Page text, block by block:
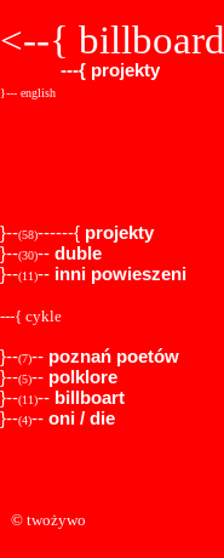
<--{ billboard
---{ projekty
}--- english
}--(58)------{ projekty
}--(30)-- duble
}--(11)-- inni powieszeni
---{ cykle
}--(7)-- poznań poetów
}--(5)-- polklore
}--(11)-- billboart
}--(4)-- oni / die
© twożywo